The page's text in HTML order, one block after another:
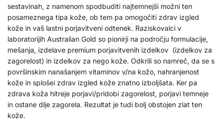
sestavinah, z namenom spodbuditi najtemnejši možni ten
posameznega tipa kože, ob tem pa omogočiti zdrav izgled
kože in vaš lastni porjavitveni odtenek. Raziskovalci v
laboratorijih Australian Gold so pionirji na področju formulacije,
mešanja, izdelave premium porjavitvenih izdelkov (izdelkov za
zagorelost) in izdelkov za nego kože. Odkrili so namreč, da se s
površinskim nanašanjem vitaminov v/na kožo, nahranjenost
kože in splošei zdrav izgled kože znatno izboljšata. Ker pa
zdrava koža hitreje porjavi/pridobi zagorelost, porjavi temneje
in ostane dlje zagorela. Rezultat je tudi bolj obstojen zlat ten
kože.